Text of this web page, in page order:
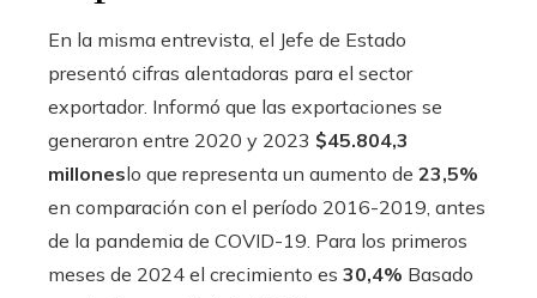
En la misma entrevista, el Jefe de Estado
presentó cifras alentadoras para el sector
exportador. Informó que las exportaciones se
generaron entre 2020 y 2023 $45.804,3
milloneslo que representa un aumento de 23,5%
en comparación con el período 2016-2019, antes
de la pandemia de COVID-19. Para los primeros
meses de 2024 el crecimiento es 30,4% Basado